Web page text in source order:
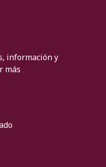
información y
más